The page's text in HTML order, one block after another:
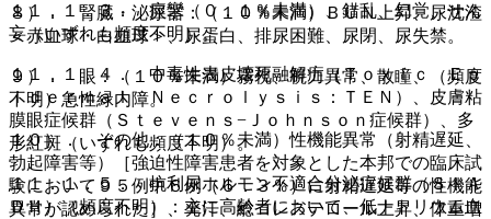
８）． 腎臓・泌尿器：（１０％未満）ＢＵＮ上昇、尿沈渣
＜赤血球・白血球＞、尿蛋白、排尿困難、尿閉、尿失禁。
９）． 眼：（１０％未満）霧視、視力異常、散瞳、（頻度
不明）急性緑内障。
１０）． その他：（１０％未満）性機能異常（射精遅延、
勃起障害等）［強迫性障害患者を対象とした本邦での臨床試
験において９５例中６例（６．３％）に射精遅延等の性機能
異常が認められた］、発汗、総コレステロール上昇、体重増
１１．１．３． 痙攣（０．１％未満）、錯乱、幻覚、せん
妄（いずれも頻度不明）。
１１．１．４． 中毒性表皮壊死融解症（Ｔｏｘｉｃ Ｅｐ
ｉｄｅｒｍａｌ Ｎｅｃｒｏｌｙｓｉｓ：ＴＥＮ）、皮膚粘
膜眼症候群（Ｓｔｅｖｅｎｓ−Ｊｏｈｎｓｏｎ症候群）、多
形紅斑（いずれも頻度不明）。
１１．１．５． 抗利尿ホルモン不適合分泌症候群（ＳＩＡ
ＤＨ）（頻度不明）：主に高齢者において、低ナトリウム血